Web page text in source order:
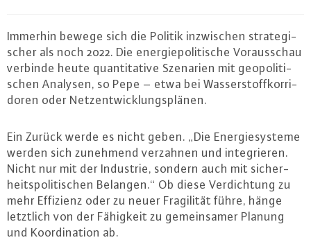
Immerhin bewege sich die Politik in­zwi­schen stra­te­gi­
scher als noch 2022. Die en­er­gie­po­li­ti­sche Vor­aus­schau
verbinde heute quan­ti­ta­ti­ve Szenarien mit geo­po­li­ti­
schen Analysen, so Pepe – etwa bei Was­ser­stoff­kor­ri­
do­ren oder Netz­ent­wick­lungs­plä­nen.
Ein Zurück werde es nicht geben. „Die En­er­gie­sys­te­me
werden sich zunehmend verzahnen und in­te­grie­ren.
Nicht nur mit der Industrie, sondern auch mit si­cher­
heits­po­li­ti­schen Belangen.“ Ob diese Ver­dich­tung zu
mehr Effizienz oder zu neuer Fra­gi­li­tät führe, hänge
letztlich von der Fähigkeit zu ge­mein­sa­mer Planung
und Ko­or­di­na­ti­on ab.